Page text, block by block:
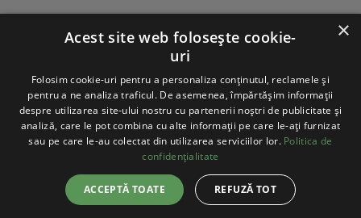
VISA PAYPALSTRIPEMASTERCARD
CASH
ON
DELIVERY
ABOUT BLOG CONTACT
ITALPRODOTTI - COPYRIGHT 2026 ©TOATE
DREPTURILE REZERVATE
×
Acest site web folosește cookie-
uri
Folosim cookie-uri pentru a personaliza conținutul, reclamele și
pentru a ne analiza traficul. De asemenea, împărtășim informații
despre utilizarea site-ului nostru cu partenerii noștri de publicitate și
analiză, care le pot combina cu alte informații pe care le-ați furnizat
sau pe care le-au colectat din utilizarea serviciilor lor. Politica de
confidențialitate
ACCEPTĂ TOATE REFUZĂ TOT